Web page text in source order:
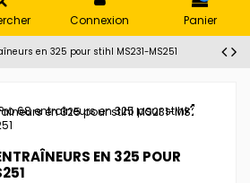
Connexion Panier
en 325 pour stihl MS231-MS251
EN 325 POUR